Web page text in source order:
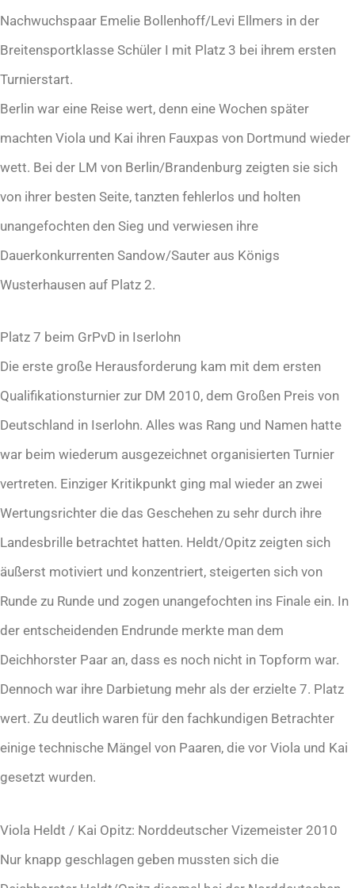
Nachwuchspaar Emelie Bollenhoff/Levi Ellmers in der
Breitensportklasse Schüler I mit Platz 3 bei ihrem ersten
Turnierstart.
Berlin war eine Reise wert, denn eine Wochen später
machten Viola und Kai ihren Fauxpas von Dortmund wieder
wett. Bei der LM von Berlin/Brandenburg zeigten sie sich
von ihrer besten Seite, tanzten fehlerlos und holten
unangefochten den Sieg und verwiesen ihre
Dauerkonkurrenten Sandow/Sauter aus Königs
Wusterhausen auf Platz 2.
Platz 7 beim GrPvD in Iserlohn
Die erste große Herausforderung kam mit dem ersten
Qualifikationsturnier zur DM 2010, dem Großen Preis von
Deutschland in Iserlohn. Alles was Rang und Namen hatte
war beim wiederum ausgezeichnet organisierten Turnier
vertreten. Einziger Kritikpunkt ging mal wieder an zwei
Wertungsrichter die das Geschehen zu sehr durch ihre
Landesbrille betrachtet hatten. Heldt/Opitz zeigten sich
äußerst motiviert und konzentriert, steigerten sich von
Runde zu Runde und zogen unangefochten ins Finale ein. In
der entscheidenden Endrunde merkte man dem
Deichhorster Paar an, dass es noch nicht in Topform war.
Dennoch war ihre Darbietung mehr als der erzielte 7. Platz
wert. Zu deutlich waren für den fachkundigen Betrachter
einige technische Mängel von Paaren, die vor Viola und Kai
gesetzt wurden.
Viola Heldt / Kai Opitz: Norddeutscher Vizemeister 2010
Nur knapp geschlagen geben mussten sich die